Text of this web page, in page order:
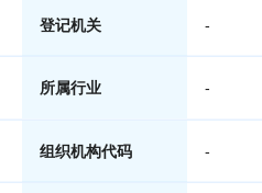
登记机关 -
所属行业 -
组织机构代码 -